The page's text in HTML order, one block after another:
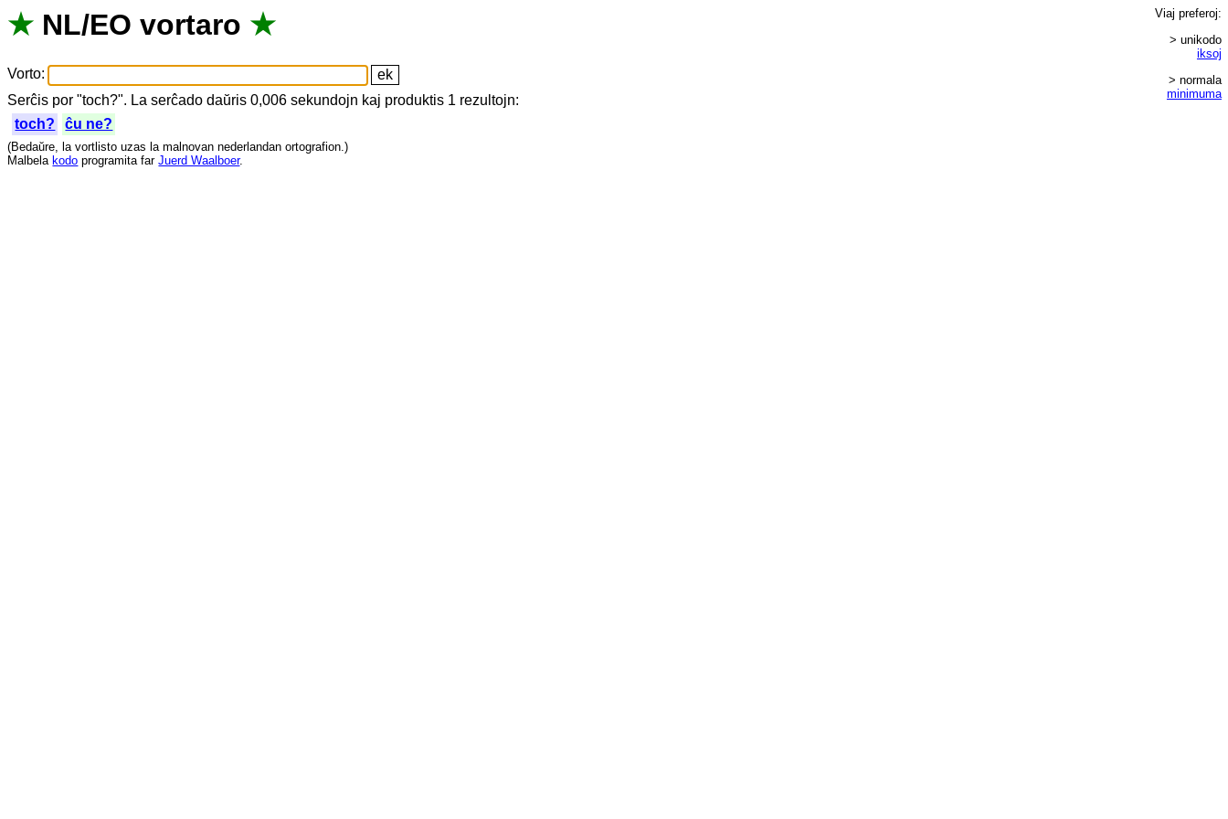
★ NL/EO vortaro ★
Vorto:
Serĉis por "toch?". La serĉado daŭris 0,006sekundojn kaj produktis 1 rezultojn:
toch?
ĉu ne?
Viaj preferoj:
> unikodo
iksoj
> normala
minimuma
(Bedaŭre, la vortlisto uzas la malnovan nederlandan ortografion.)
Malbela kodo programita far Juerd Waalboer.